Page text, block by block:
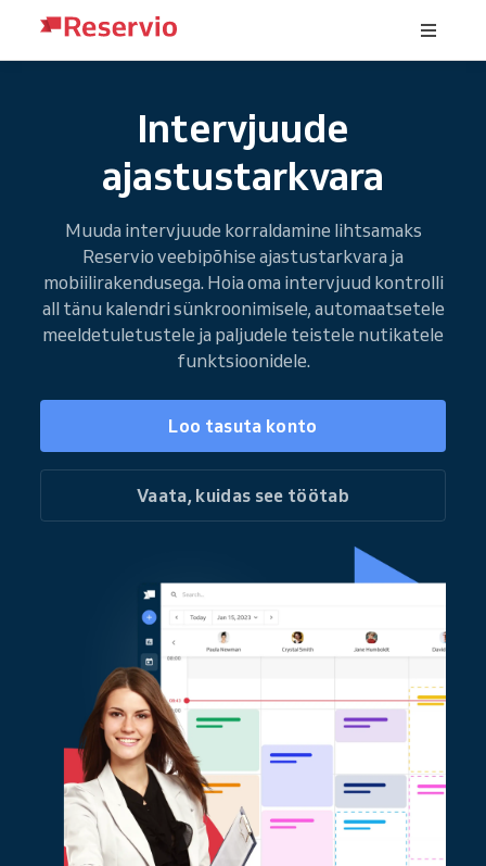
Intervjuude
ajastustarkvara
Muuda intervjuude korraldamine lihtsamaks
Reservio veebipõhise ajastustarkvara ja
mobiilirakendusega. Hoia oma intervjuud kontrolli
all tänu kalendri sünkroonimisele, automaatsetele
meeldetuletustele ja paljudele teistele nutikatele
funktsioonidele.
Loo tasuta konto
Vaata, kuidas see töötab